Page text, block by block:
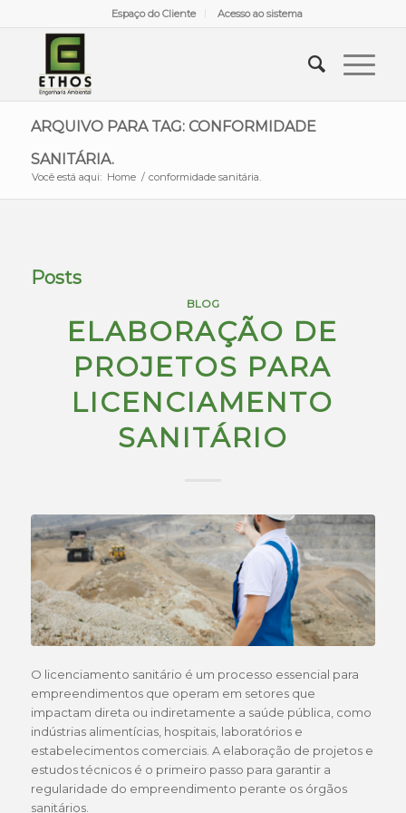
Espaço do Cliente Acesso ao sistema
ARQUIVO PARA TAG: CONFORMIDADE
SANITÁRIA.
Você está aqui: Home / conformidade sanitária.
Posts
BLOG
ELABORAÇÃO DE
PROJETOS PARA
LICENCIAMENTO
SANITÁRIO
O licenciamento sanitário é um processo essencial para
empreendimentos que operam em setores que
impactam direta ou indiretamente a saúde pública, como
indústrias alimentícias, hospitais, laboratórios e
estabelecimentos comerciais. A elaboração de projetos e
estudos técnicos é o primeiro passo para garantir a
regularidade do empreendimento perante os órgãos
sanitários.